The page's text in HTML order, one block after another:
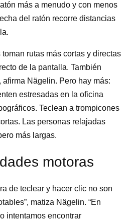
más a menudo y con menos
del ratón recorre distancias
rutas más cortas y directas
de la pantalla. También
afirma Nägelin. Pero hay más:
estresadas en la oficina
Teclean a trompicones
Las personas relajadas
más largas.
motoras
de teclear y hacer clic no son
matiza Nägelin. “En
intentamos encontrar